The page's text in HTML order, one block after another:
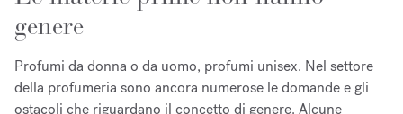
genere
Profumi da donna o da uomo, profumi unisex. Nel settore
della profumeria sono ancora numerose le domande e gli
ostacoli che riguardano il concetto di genere. Alcune